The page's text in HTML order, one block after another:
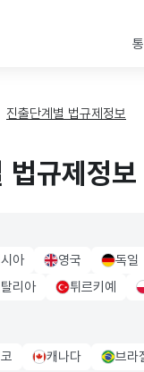
진출단계별 법규제정보
법규제정보
Flag
아 UK Flag
영국 독일
Flag
리아 turkiye Flag
튀르키예
Flagcanada Flag
캐나다 brazil
브라